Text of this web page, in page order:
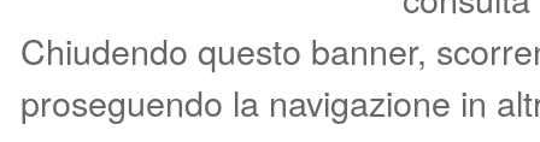
Chiudendo questo banner,
proseguendo la navigazione in